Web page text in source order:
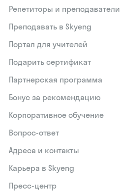
Репетиторы и преподаватели
Преподавать в Skyeng
Портал для учителей
Подарить сертификат
Партнерская программа
Бонус за рекомендацию
Корпоративное обучение
Вопрос-ответ
Адреса и контакты
Карьера в Skyeng
Пресс-центр